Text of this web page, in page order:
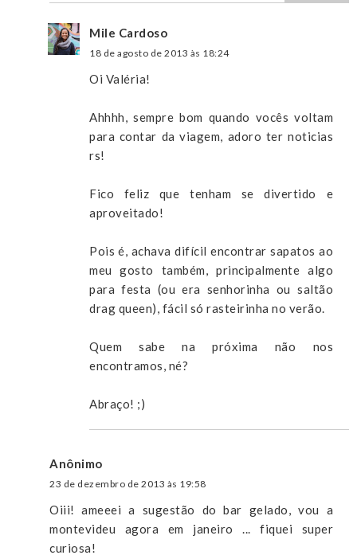
Mile Cardoso
18 de agosto de 2013 às 18:24
Oi Valéria!
Ahhhh, sempre bom quando vocês voltam
para contar da viagem, adoro ter noticias
rs!
Fico feliz que tenham se divertido e
aproveitado!
Pois é, achava difícil encontrar sapatos ao
meu gosto também, principalmente algo
para festa (ou era senhorinha ou saltão
drag queen), fácil só rasteirinha no verão.
Quem sabe na próxima não nos
encontramos, né?
Abraço! ;)
Anônimo
23 de dezembro de 2013 às 19:58
Oiii! ameeei a sugestão do bar gelado, vou a
montevideu agora em janeiro ... fiquei super
curiosa!